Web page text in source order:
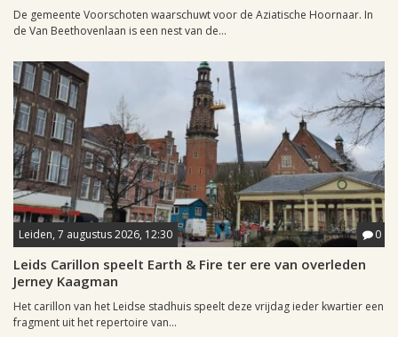
De gemeente Voorschoten waarschuwt voor de Aziatische Hoornaar. In
de Van Beethovenlaan is een nest van de...
Leiden, 7 augustus 2026, 12:30 0
Leids Carillon speelt Earth & Fire ter ere van overleden
Jerney Kaagman
Het carillon van het Leidse stadhuis speelt deze vrijdag ieder kwartier een
fragment uit het repertoire van...